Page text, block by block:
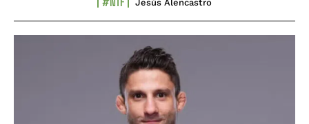
Jesús Alencastro